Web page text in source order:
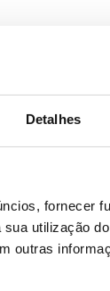
Detalhes
fornecer
utilização
outras